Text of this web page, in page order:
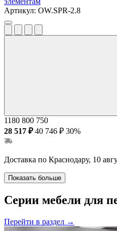
Артикул: OW.SPR-2.8
1180 800 750
28 517 ₽ 40 746 ₽ 30%
Доставка по Краснодару, 10
Показать больше
Серии мебели для
Перейти в раздел →